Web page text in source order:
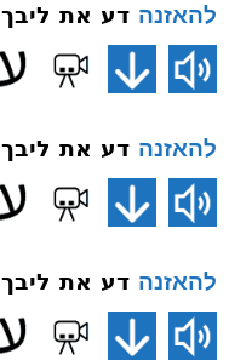
להאזנה דע את ליבך 002 הלב רואה
להאזנה דע את ליבך 003 הלב שומע
להאזנה דע את ליבך 004 הלב מדבר